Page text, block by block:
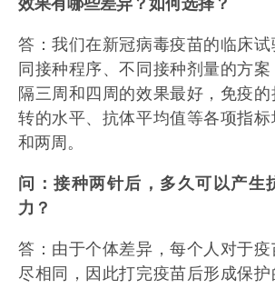
效果有哪些差异？如何选择？
答：我们在新冠病毒疫苗的临床
同接种程序、不同接种剂量的方
隔三周和四周的效果最好，免疫
转的水平、抗体平均值等各项指标
和两周。
问：接种两针后，多久可以产生
力？
答：由于个体差异，每个人对于
尽相同，因此打完疫苗后形成保